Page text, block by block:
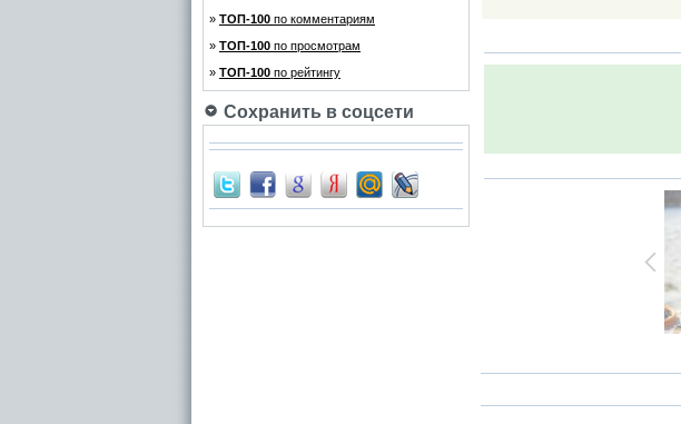
» ТОП-100 по комментариям
» ТОП-100 по просмотрам
» ТОП-100 по рейтингу
Сохранить в соцсети